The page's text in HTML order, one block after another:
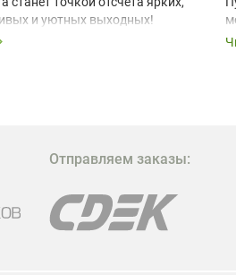
и уютных выходных!
Отправляем заказы: